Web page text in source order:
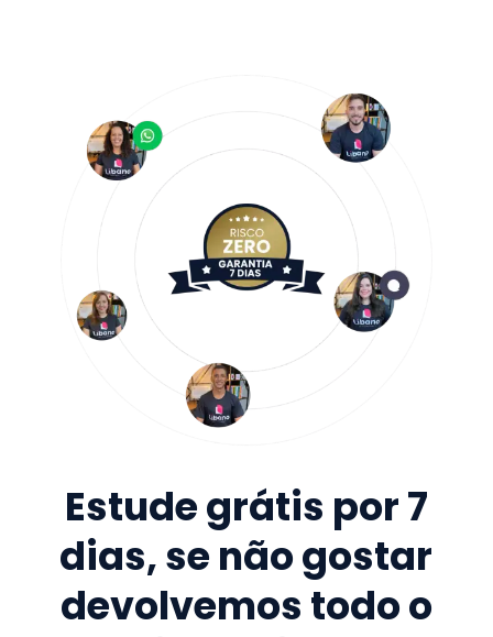
Estude grátis por 7
dias, se não gostar
devolvemos todo o